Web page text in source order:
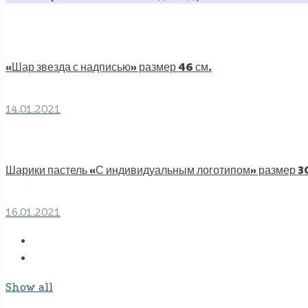
«Шар звезда с надписью» размер 46 см.
14.01.2021
Шарики пастель «С индивидуальным логотипом» размер
16.01.2021
Show all